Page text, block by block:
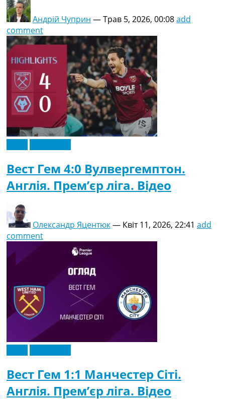
Андрій Чуприн —Трав 5, 2026, 00:08add
comment
Вест Гем 4:0 Вулвергемптон.
Англія. Прем’єр ліга. Відео
Олександр Яцентюк— Квіт 11, 2026, 22:41 add
comment
Вест Гем 1:1 Манчестер Сіті.
Англія. Прем’єр ліга. Відео